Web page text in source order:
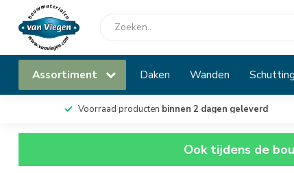
Assortiment Daken Wanden
Voorraad producten binnen 2 dagen geleverd
Ook tijdens de